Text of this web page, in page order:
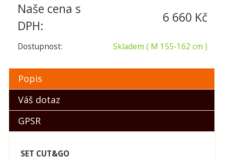
Naše cena s
DPH:
6 660 Kč
Dostupnost: Skladem ( M 155-162 cm )
Popis
Váš dotaz
GPSR
SET CUT&GO